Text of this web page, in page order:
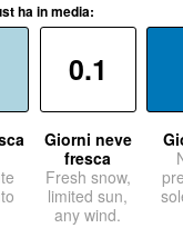
ha in media:
0.1
Giorni neve
fresca
Fresh snow,
limited sun,
any wind.